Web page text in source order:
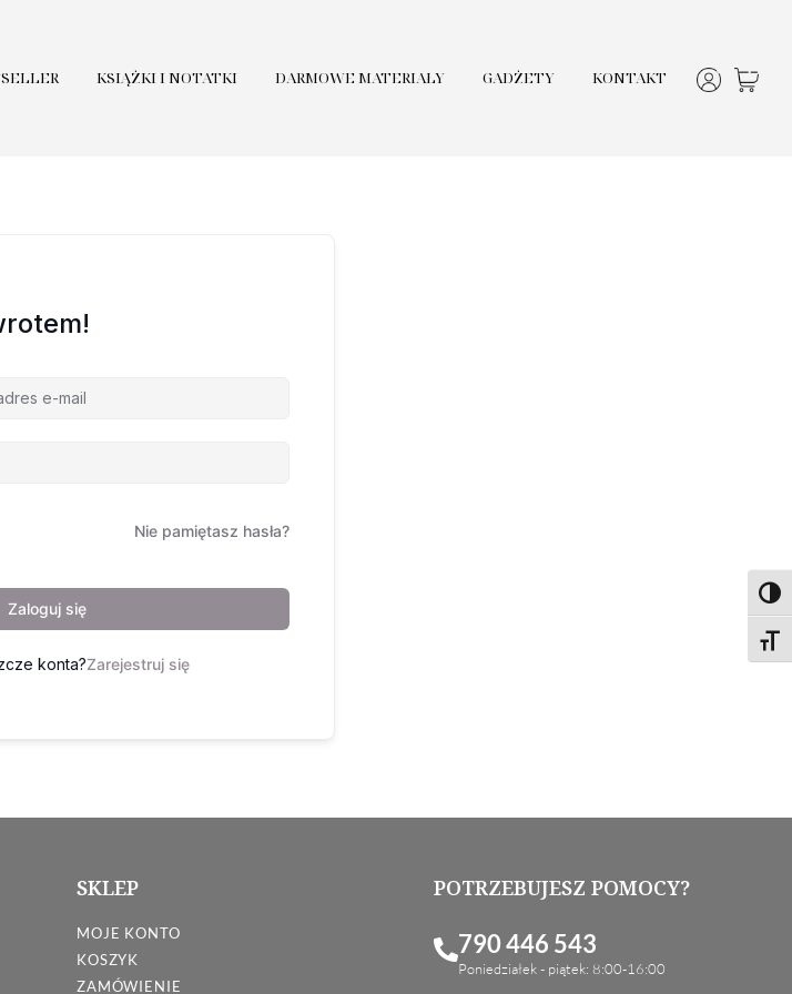
KSIĄŻKI I NOTATKI DARMOWE MATERIAŁY GADŻETY KONTAKT
Nie pamiętasz hasła?
Zaloguj się
konta?Zarejestruj się
SKLEP
MOJE KONTO
KOSZYK
ZAMÓWIENIE
POTRZEBUJESZ POMOCY?
790 446 543
Poniedziałek - piątek: 8:00-16:00